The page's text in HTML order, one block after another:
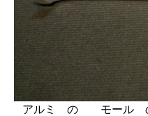
アルミ の モー